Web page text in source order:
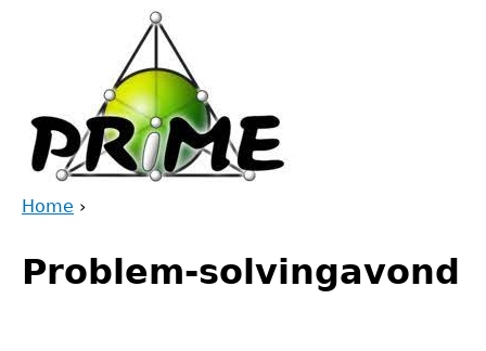
are
Home ›
to
top
Problem-solvingavond